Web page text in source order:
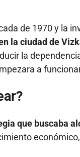
de 1970 y la
la ciudad de
la
a
que buscaba